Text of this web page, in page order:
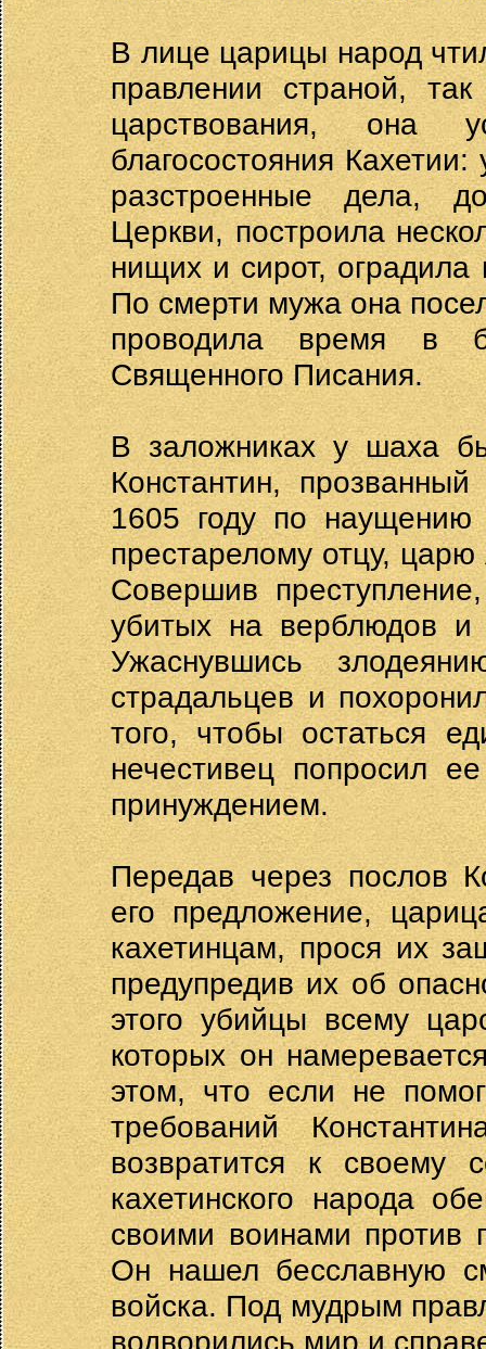
В лице царицы народ
правлении страной,
царствования, она
благосостояния
разстроенные дела,
Церкви, построила
нищих и сирот,
По смерти мужа она
проводила время в
Священного Писания.
В заложниках у шаха
Константин,
1605 году по
престарелому отцу,
Совершив
убитых на верблюдов и
Ужаснувшись
страдальцев и
того, чтобы остаться
нечестивец попросил
принуждением.
Передав через послов
его предложение,
кахетинцам, прося их
предупредив их об
этого убийцы всему
которых он
этом, что если не
требований
возвратится к своему
кахетинского народа
своими воинами против
Он нашел бесславную
войска. Под мудрым
водворились мир и